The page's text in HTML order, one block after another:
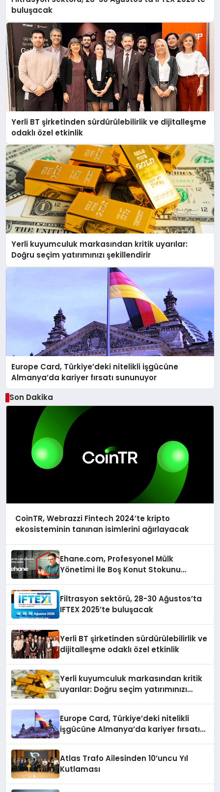
buluşacak
Yerli BT şirketinden sürdürülebilirlik ve dijitalleşme
odaklı özel etkinlik
Yerli kuyumculuk markasından kritik uyarılar:
Doğru seçim yatırımınızı şekillendirir
Europe Card, Türkiye’deki nitelikli işgücüne
Almanya’da kariyer fırsatı sununuyor
Son Dakika
CoinTR, Webrazzi Fintech 2024’te kripto
ekosisteminin tanınan isimlerini ağırlayacak
Ehane.com, Profesyonel Mülk
Yönetimi İle Boş Konut Stokunu
Filtrasyon sektörü, 28-30 Ağustos’ta
IFTEX 2025’te buluşacak
Yerli BT şirketinden sürdürülebilirlik ve
dijitalleşme odaklı özel etkinlik
Yerli kuyumculuk markasından kritik
uyarılar: Doğru seçim yatırımınızı
Europe Card, Türkiye’deki nitelikli
işgücüne Almanya’da kariyer fırsatı
Atlas Trafo Ailesinden 10’uncu Yıl
Kutlaması